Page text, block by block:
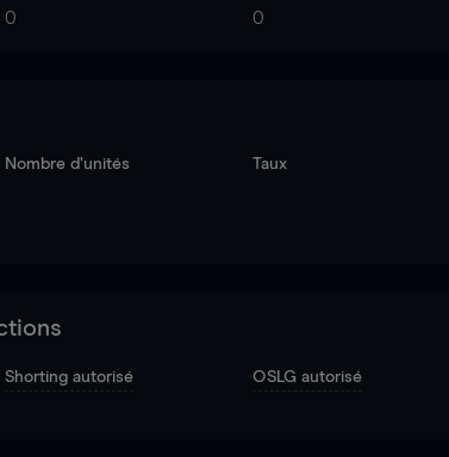
0 0
Nombre d’unités Taux
Shorting autorisé OSLG autorisé